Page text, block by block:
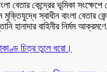
বেতার কেন্দ্রের ভূমিকা
স্বাধীন বাংলা বেতার
হানাদার বাহিনীর নির্মম